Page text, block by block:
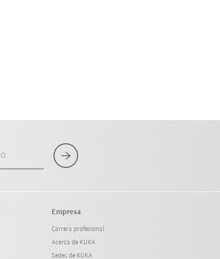
Empresa
Carrera profesional
Acerca de KUKA
Sedes de KUKA